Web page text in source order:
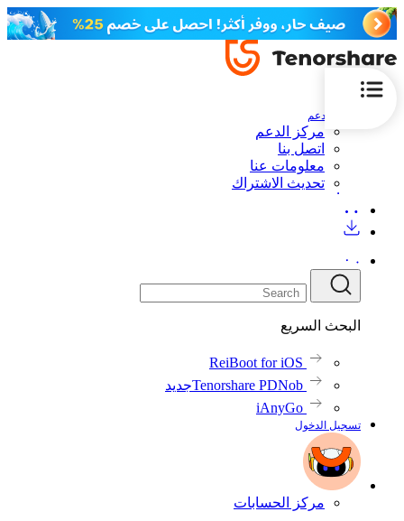
الدعم
مركز الدعم
اتصل بنا
معلومات عنا
تحديث الاشتراك
البحث السريع
ReiBoot for iOS
Tenorshare PDNobجديد
iAnyGo
تسجيل الدخول
مركز الحسابات